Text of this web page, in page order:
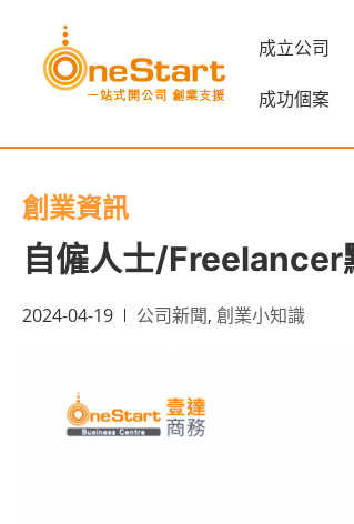
成立公司
成功個案
創業資訊
自僱人士/Freelancer
2024-04-19 公司新聞, 創業小知識